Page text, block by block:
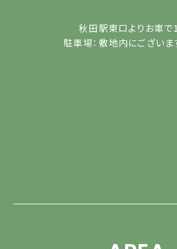
秋田駅東口よりお車で
駐車場：敷地内にございま